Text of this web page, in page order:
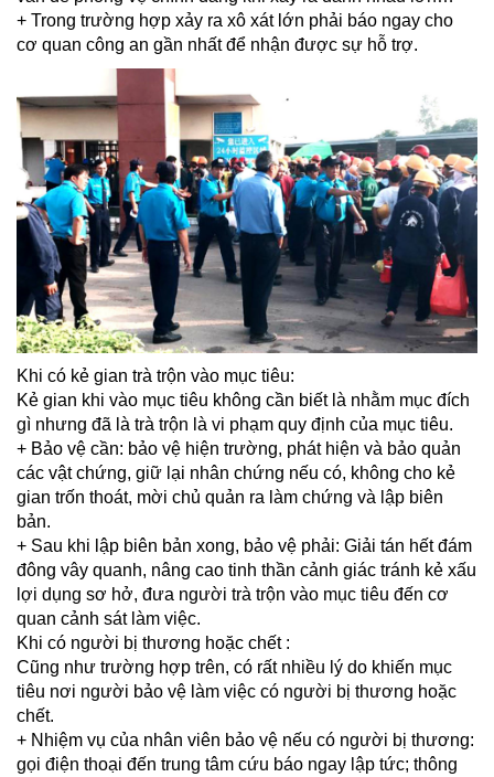
+ Trong trường hợp xảy ra xô xát lớn phải báo ngay cho
cơ quan công an gần nhất để nhận được sự hỗ trợ.
Khi có kẻ gian trà trộn vào mục tiêu:
Kẻ gian khi vào mục tiêu không cần biết là nhằm mục đích
gì nhưng đã là trà trộn là vi phạm quy định của mục tiêu.
+ Bảo vệ cần: bảo vệ hiện trường, phát hiện và bảo quản
các vật chứng, giữ lại nhân chứng nếu có, không cho kẻ
gian trốn thoát, mời chủ quản ra làm chứng và lập biên
bản.
+ Sau khi lập biên bản xong, bảo vệ phải: Giải tán hết đám
đông vây quanh, nâng cao tinh thần cảnh giác tránh kẻ xấu
lợi dụng sơ hở, đưa người trà trộn vào mục tiêu đến cơ
quan cảnh sát làm việc.
Khi có người bị thương hoặc chết :
Cũng như trường hợp trên, có rất nhiều lý do khiến mục
tiêu nơi người bảo vệ làm việc có người bị thương hoặc
chết.
+ Nhiệm vụ của nhân viên bảo vệ nếu có người bị thương:
gọi điện thoại đến trung tâm cứu báo ngay lập tức; thông